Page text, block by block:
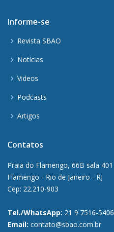
Informe-se
Revista SBAO
Notícias
Videos
Podcasts
Artigos
Contatos
Praia do Flamengo, 66B sala 401
Flamengo - Rio de Janeiro - RJ
Cep: 22.210-903
Tel./WhatsApp: 21 9 7516-5406
Email: contato@sbao.com.br